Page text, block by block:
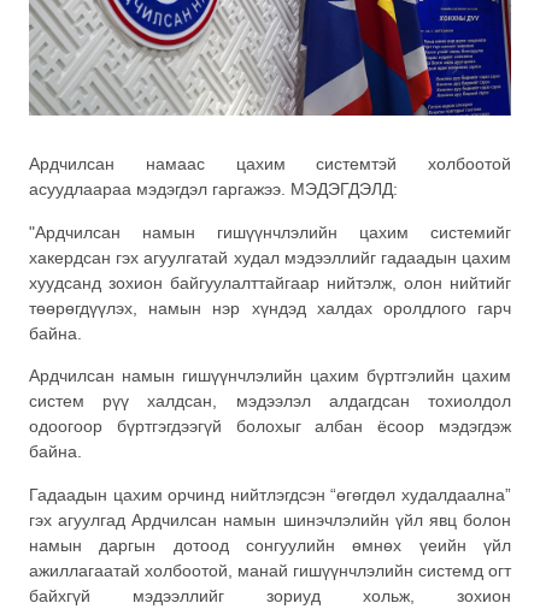
Ардчилсан намаас цахим системтэй холбоотой
асуудлаараа мэдэгдэл гаргажээ. МЭДЭГДЭЛД:
"Ардчилсан намын гишүүнчлэлийн цахим системийг
хакердсан гэх агуулгатай худал мэдээллийг гадаадын цахим
хуудсанд зохион байгуулалттайгаар нийтэлж, олон нийтийг
төөрөгдүүлэх, намын нэр хүндэд халдах оролдлого гарч
байна.
Ардчилсан намын гишүүнчлэлийн цахим бүртгэлийн цахим
систем рүү халдсан, мэдээлэл алдагдсан тохиолдол
одоогоор бүртгэгдээгүй болохыг албан ёсоор мэдэгдэж
байна.
Гадаадын цахим орчинд нийтлэгдсэн “өгөгдөл худалдаална”
гэх агуулгад Ардчилсан намын шинэчлэлийн үйл явц болон
намын даргын дотоод сонгуулийн өмнөх үеийн үйл
ажиллагаатай холбоотой, манай гишүүнчлэлийн системд огт
байхгүй мэдээллийг зориуд хольж, зохион